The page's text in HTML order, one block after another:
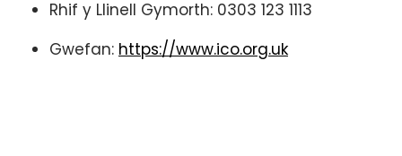
Rhif y Llinell Gymorth: 0303 123 1113
Gwefan: https://www.ico.org.uk